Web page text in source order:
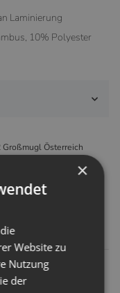
Laminierung
10% Polyester
Österreich
×
Website zu
Nutzung
der